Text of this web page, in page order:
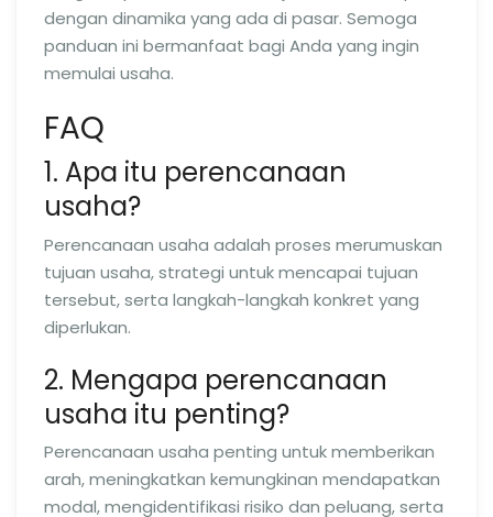
dengan dinamika yang ada di pasar. Semoga
panduan ini bermanfaat bagi Anda yang ingin
memulai usaha.
FAQ
1. Apa itu perencanaan
usaha?
Perencanaan usaha adalah proses merumuskan
tujuan usaha, strategi untuk mencapai tujuan
tersebut, serta langkah-langkah konkret yang
diperlukan.
2. Mengapa perencanaan
usaha itu penting?
Perencanaan usaha penting untuk memberikan
arah, meningkatkan kemungkinan mendapatkan
modal, mengidentifikasi risiko dan peluang, serta